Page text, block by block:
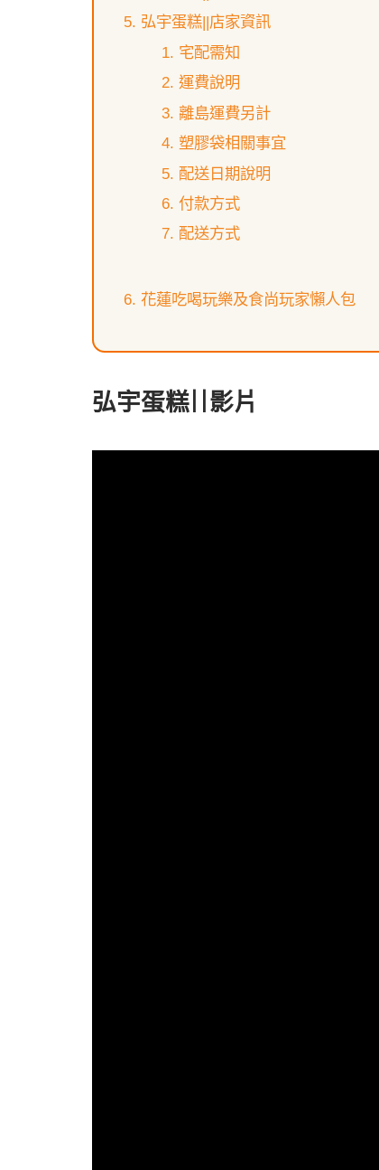
弘宇蛋糕||店家資訊
宅配需知
運費說明
離島運費另計
塑膠袋相關事宜
配送日期說明
付款方式
配送方式
花蓮吃喝玩樂及食尚玩家懶人包
弘宇蛋糕||影片